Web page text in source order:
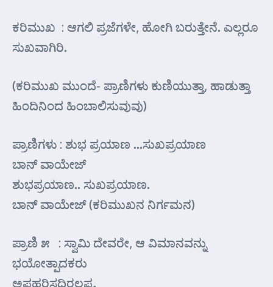
ಕರಿಮುಖ : ಆಗಲಿ ಪ್ರಜೆಗಳೇ, ಹೋಗಿ ಬರುತ್ತೇನೆ. ಎಲ್ಲರೂ
ಸುಖವಾಗಿರಿ.
(ಕರಿಮುಖ ಮುಂದೆ- ಪ್ರಾಣಿಗಳು ಕುಣಿಯುತ್ತಾ, ಹಾಡುತ್ತಾ
ಹಿಂದಿನಿಂದ ಹಿಂಬಾಲಿಸುವುವು)
ಪ್ರಾಣಿಗಳು : ಶುಭ ಪ್ರಯಾಣ …ಸುಖಪ್ರಯಾಣ
ಬಾನ್ ವಾಯೇಜ್
ಶುಭಪ್ರಯಾಣ.. ಸುಖಪ್ರಯಾಣ.
ಬಾನ್ ವಾಯೇಜ್ (ಕರಿಮುಖನ ನಿರ್ಗಮನ)
ಪ್ರಾಣಿ ೫ : ಸ್ವಾಮಿ ದೇವರೇ, ಆ ವಿಮಾನವನ್ನು
ಭಯೋತ್ಪಾದಕರು
ಅಪಹರಿಸದಿರಲಪ್ಪ.